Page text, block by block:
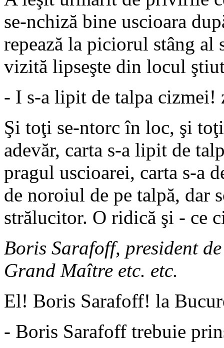
se-nchiză bine uscioara
repează la piciorul stâng
vizită lipseşte din locul
- I s-a lipit de talpa cizmei!
Şi toţi se-ntorc în loc, şi
adevăr, carta s-a lipit de
pragul uscioarei, carta s-a
de noroiul de pe talpă, dar
strălucitor. O ridică şi - ce
Boris Sarafoff, president
Grand Maître etc. etc.
El! Boris Sarafoff! la
- Boris Sarafoff trebuie